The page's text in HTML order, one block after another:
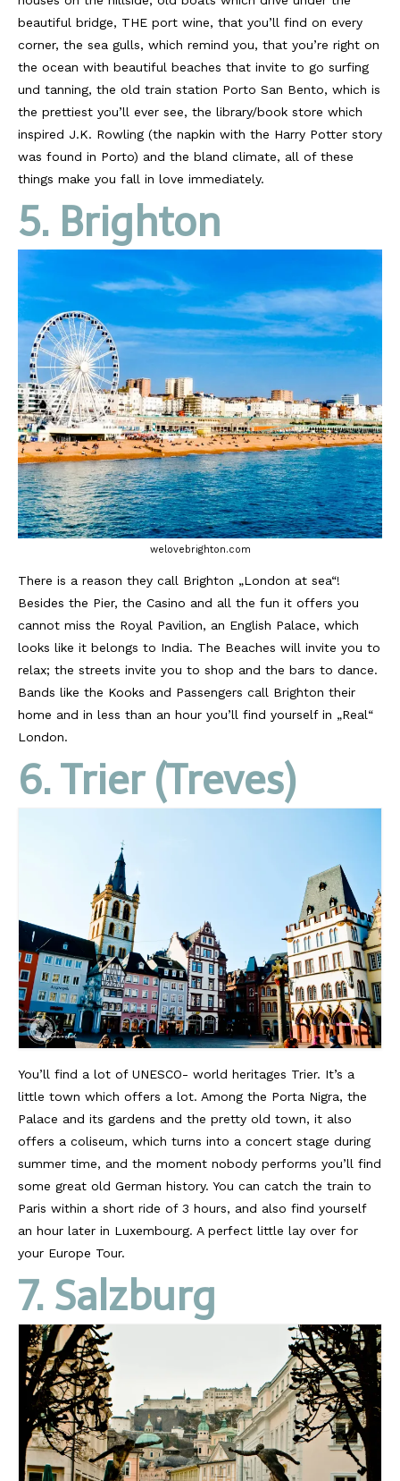
beautiful bridge, THE port wine, that you’ll find on every
corner, the sea gulls, which remind you, that you’re right on
the ocean with beautiful beaches that invite to go surfing
und tanning, the old train station Porto San Bento, which is
the prettiest you’ll ever see, the library/book store which
inspired J.K. Rowling (the napkin with the Harry Potter story
was found in Porto) and the bland climate, all of these
things make you fall in love immediately.
5. Brighton
welovebrighton.com
There is a reason they call Brighton „London at sea“!
Besides the Pier, the Casino and all the fun it offers you
cannot miss the Royal Pavilion, an English Palace, which
looks like it belongs to India. The Beaches will invite you to
relax; the streets invite you to shop and the bars to dance.
Bands like the Kooks and Passengers call Brighton their
home and in less than an hour you’ll find yourself in „Real“
London.
6. Trier (Treves)
You’ll find a lot of UNESCO- world heritages Trier. It’s a
little town which offers a lot. Among the Porta Nigra, the
Palace and its gardens and the pretty old town, it also
offers a coliseum, which turns into a concert stage during
summer time, and the moment nobody performs you’ll find
some great old German history. You can catch the train to
Paris within a short ride of 3 hours, and also find yourself
an hour later in Luxembourg. A perfect little lay over for
your Europe Tour.
7. Salzburg